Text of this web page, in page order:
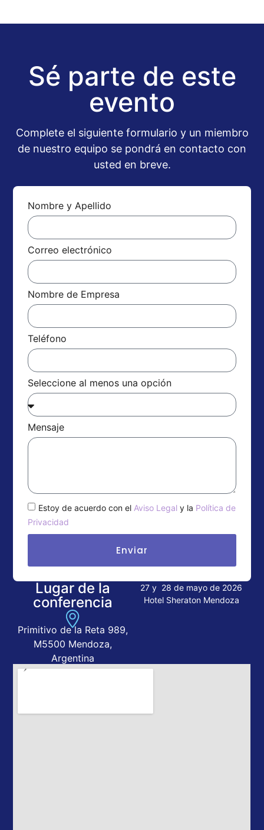
Lugar de la
conferencia
Primitivo de la Reta 989,
M5500 Mendoza,
Argentina
27 y 28 de mayo de 2026
Hotel Sheraton Mendoza
Sé parte de este
evento
Complete el siguiente formulario y un miembro
de nuestro equipo se pondrá en contacto con
usted en breve.
Nombre y Apellido
Correo electrónico
Nombre de Empresa
Teléfono
Seleccione al menos una opción
Mensaje
Estoy de acuerdo con elAviso Legaly la Política de
Privacidad
Enviar